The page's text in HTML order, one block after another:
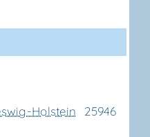
Holstein
25946